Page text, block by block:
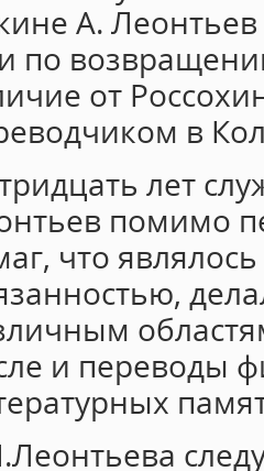
А. Леонтьев
и по
от
в
лет
помимо
что
и переводы